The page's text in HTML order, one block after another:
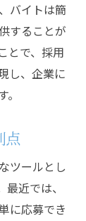
バイトは簡
することが
とで、採用
し、企業に
点
ツールとし
近では、
に応募でき